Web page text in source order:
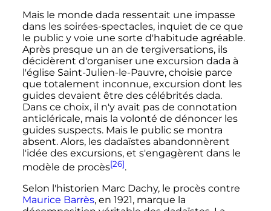
Mais le monde dada ressentait une impasse
dans les soirées-spectacles, inquiet de ce que
le public y voie une sorte d'habitude agréable.
Après presque un an de tergiversations, ils
décidèrent d'organiser une excursion dada à
l'église Saint-Julien-le-Pauvre, choisie parce
que totalement inconnue, excursion dont les
guides devaient être des célébrités dada.
Dans ce choix, il n'y avait pas de connotation
anticléricale, mais la volonté de dénoncer les
guides suspects. Mais le public se montra
absent. Alors, les dadaïstes abandonnèrent
l'idée des excursions, et s'engagèrent dans le
modèle de procès[26].
Selon l'historien Marc Dachy, le procès contre
Maurice Barrès, en 1921, marque la